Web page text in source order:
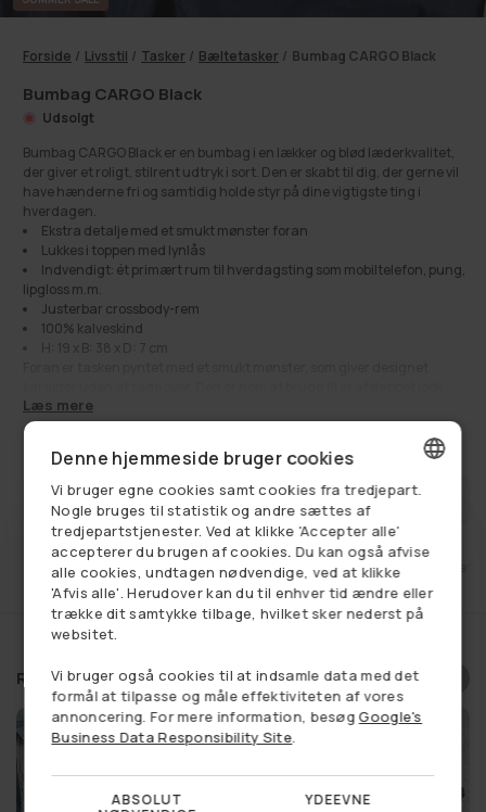
Forside / Livsstil / Tasker / Bæltetasker / Bumbag CARGO Black
Bumbag CARGO Black
Udsolgt
Bumbag CARGO Black er en bumbag i en lækker og blød læderkvalitet,
der giver et roligt, stilrent udtryk i sort. Den er skabt til dig, der gerne vil
have hænderne fri og samtidig holde styr på dine vigtigste ting i
hverdagen.
Ekstra detalje med et smukt mønster foran
Lukkes i toppen med lynlås
Indvendigt: ét primært rum til hverdagsting som mobiltelefon, pung,
lipgloss m.m.
Justerbar crossbody-rem
100% kalveskind
H: 19 x B: 38 x D: 7 cm
eller som et lille statement i en enkel garderobe.
Tasken lukkes i toppen med lynlås, så dine ting bliver samlet og lette at
få fat i. Indvendigt finder du ét primært rum med plads til diverse
hverdagsting, og med den justerbare crossbody-rem kan du tilpasse,
hvordan du bærer den.
Se alt:Bæltetasker, Få på lager,Livsstil, Lædertasker Tasker
Læs mere
460,00 kr
FÅ BESKED NÅR VAREN ER PÅ LAGER
Fri fragt ved køb over 749,- 14 dages
Relaterede produkter
DANISH
GERMAN
NORWEGIAN
SWEDISH
Denne hjemmeside bruger cookies
Vi bruger egne cookies samt cookies fra tredjepart.
Nogle bruges til statistik og andre sættes af
tredjepartstjenester. Ved at klikke 'Accepter alle'
accepterer du brugen af cookies. Du kan også afvise
alle cookies, undtagen nødvendige, ved at klikke
'Afvis alle'. Herudover kan du til enhver tid ændre eller
trække dit samtykke tilbage, hvilket sker nederst på
websitet.
Vi bruger også cookies til at indsamle data med det
formål at tilpasse og måle effektiviteten af vores
annoncering. For mere information, besøg Google's
Business Data Responsibility Site.
ABSOLUT
YDEEVNE